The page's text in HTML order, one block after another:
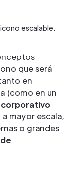
escalable.
que será
en
(como en un
corporativo
mayor escala,
o grandes